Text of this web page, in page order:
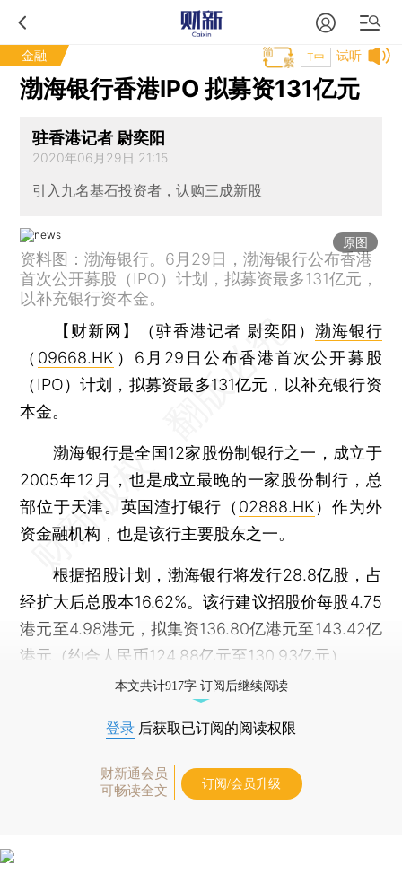
金融 试听
T中
渤海银行香港IPO 拟募资131亿元
驻香港记者 尉奕阳
2020年06月29日 21:15
引入九名基石投资者，认购三成新股
原图
资料图：渤海银行。6月29日，渤海银行公布香港
首次公开募股（IPO）计划，拟募资最多131亿元，
以补充银行资本金。
【财新网】（驻香港记者 尉奕阳） 渤海银行
（ 09668.HK ）6月29日公布香港首次公开募股
（IPO）计划，拟募资最多131亿元，以补充银行资
本金。
渤海银行是全国12家股份制银行之一，成立于
2005年12月，也是成立最晚的一家股份制行，总
部位于天津。英国渣打银行（ 02888.HK）作为外
资金融机构，也是该行主要股东之一。
根据招股计划，渤海银行将发行28.8亿股，占
经扩大后总股本16.62%。该行建议招股价每股4.75
港元至4.98港元，拟集资136.80亿港元至143.42亿
港元（约合人民币124.88亿元至130.93亿元）。
本文共计917字 订阅后继续阅读
登录 后获取已订阅的阅读权限
财新通会员
可畅读全文
订阅/会员升级